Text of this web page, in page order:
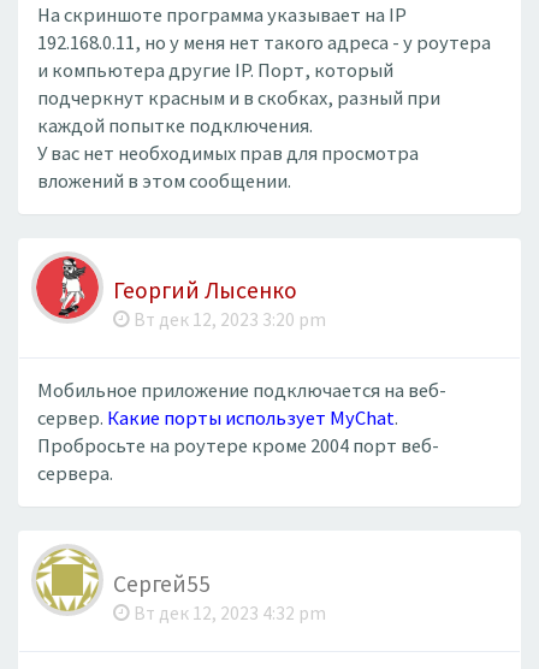
На скриншоте программа указывает на IP
192.168.0.11, но у меня нет такого адреса - у роутера
и компьютера другие IP. Порт, который
подчеркнут красным и в скобках, разный при
каждой попытке подключения.
У вас нет необходимых прав для просмотра
вложений в этом сообщении.
Георгий Лысенко
Вт дек 12, 2023 3:20 pm
Мобильное приложение подключается на веб-
сервер. Какие порты использует MyChat.
Пробросьте на роутере кроме 2004 порт веб-
сервера.
Сергей55
Вт дек 12, 2023 4:32 pm